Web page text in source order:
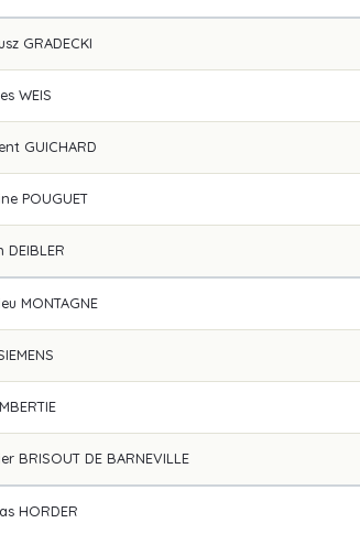
GRADECKI
WEIS
GUICHARD
POUGUET
DEIBLER
MONTAGNE
BRISOUT DE BARNEVILLE
HORDER